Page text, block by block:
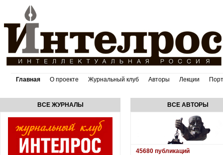
Главная О проекте Журнальный клуб Авторы Лекции
ВСЕ ЖУРНАЛЫ ВСЕ АВТОРЫ
45680 публикаций